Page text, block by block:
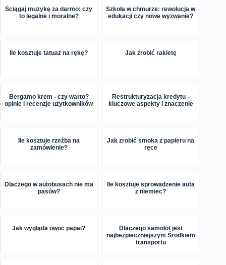
Ściągaj muzykę za darmo: czy
to legalne i moralne?
Szkoła w chmurze: rewolucja w
edukacji czy nowe wyzwanie?
Ile kosztuje tatuaż na rękę? Jak zrobić rakietę
Bergamo krem - czy warto?
opinie i recenzje użytkowników
Restrukturyzacja kredytu -
kluczowe aspekty i znaczenie
Ile kosztuje rzeźba na
zamówienie?
Jak zrobić smoka z papieru na
ręce
Dlaczego w autobusach nie ma
pasów?
Ile kosztuje sprowadzenie auta
z niemiec?
Jak wygląda owoc papai?
Dlaczego samolot jest
najbezpieczniejszym Środkiem
transportu